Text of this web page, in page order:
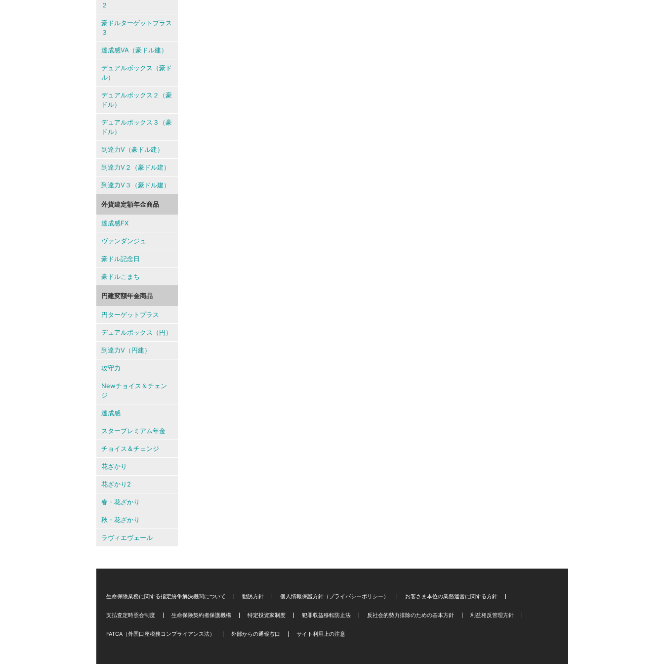
２
豪ドルターゲットプラス
３
達成感VA（豪ドル建）
デュアルボックス（豪ド
ル）
デュアルボックス２（豪
ドル）
デュアルボックス３（豪
ドル）
到達力V（豪ドル建）
到達力V２（豪ドル建）
到達力V３（豪ドル建）
外貨建定額年金商品
達成感FX
ヴァンダンジュ
豪ドル記念日
豪ドルこまち
円建変額年金商品
円ターゲットプラス
デュアルボックス（円）
到達力V（円建）
攻守力
Newチョイス＆チェン
ジ
達成感
スタープレミアム年金
チョイス＆チェンジ
花ざかり
花ざかり2
春・花ざかり
秋・花ざかり
ラヴィエヴェール
生命保険業務に関する指定紛争解決機関について 勧誘方針 個人情報保護方針（プライバシーポリシー） お客さま本位の業務運営に関する方針
支払査定時照会制度 生命保険契約者保護機構 特定投資家制度 犯罪収益移転防止法 反社会的勢力排除のための基本方針 利益相反管理方針
FATCA（外国口座税務コンプライアンス法） 外部からの通報窓口 サイト利用上の注意